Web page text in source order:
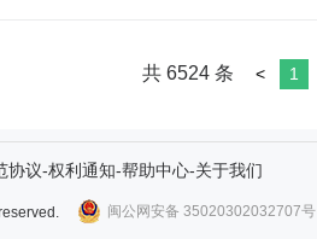
共 6524 条 < 1
协议-权利通知-帮助中心-关于我们
reserved. 闽公网安备 35020302032707号